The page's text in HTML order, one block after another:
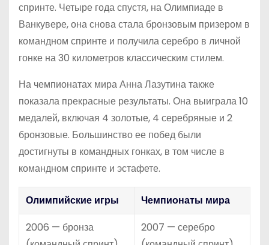
спринте. Четыре года спустя, на Олимпиаде в
Ванкувере, она снова стала бронзовым призером в
командном спринте и получила серебро в личной
гонке на 30 километров классическим стилем.
На чемпионатах мира Анна Лазутина также
показала прекрасные результаты. Она выиграла 10
медалей, включая 4 золотые, 4 серебряные и 2
бронзовые. Большинство ее побед были
достигнуты в командных гонках, в том числе в
командном спринте и эстафете.
Олимпийские игры
Чемпионаты мира
2006 — бронза
2007 — серебро